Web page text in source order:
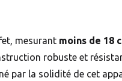
mesurant moins de 18
robuste et
par la solidité de cet